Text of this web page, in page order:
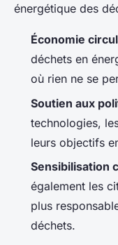
énergétique des
Économie
déchets en
où rien ne se
Soutien aux
technologies,
leurs objectifs
Sensibilisation
également les
plus
déchets.